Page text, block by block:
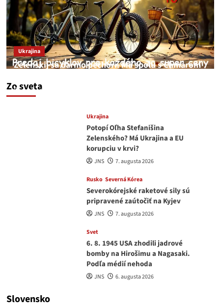
Zo sveta
Ukrajina
Zelenskij sa darmo pechorí. Má spolu s Chmarom
medvedar
Ukrajina
Potopí Oľha Stefanišina
Zelenského? Má Ukrajina a EU
korupciu v krvi?
JNS 7. augusta 2026
Rusko Severná Kórea
Severokórejské raketové sily sú
pripravené zaútočiť na Kyjev
JNS 7. augusta 2026
Svet
6. 8. 1945 USA zhodili jadrové
bomby na Hirošimu a Nagasaki.
Podľa médií nehoda
JNS 6. augusta 2026
Slovensko